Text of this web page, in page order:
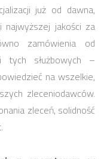
już od dawna,
najwyższej jakości za
zamówienia od
tych służbowych –
na wszelkie,
zleceniodawców.
zleceń, solidność